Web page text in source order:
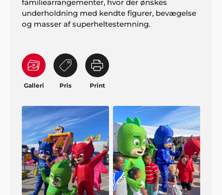
familiearrangementer, hvor der ønskes
underholdning med kendte figurer, bevægelse
og masser af superheltestemning.
Galleri Pris Print